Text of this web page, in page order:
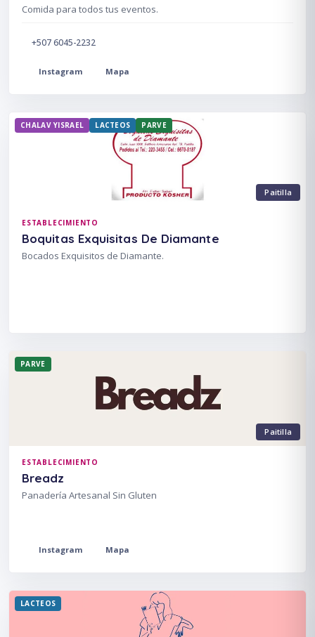
Comida para todos tus eventos.
+507 6045-2232
Instagram Mapa
Paitilla
CHALAV YISRAEL LACTEOS PARVE
ESTABLECIMIENTO
Boquitas Exquisitas De Diamante
Bocados Exquisitos de Diamante.
Paitilla
PARVE
ESTABLECIMIENTO
Breadz
Panadería Artesanal Sin Gluten
Instagram Mapa
LACTEOS